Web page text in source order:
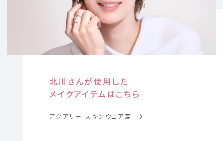
北川さんが使用した
メイクアイテムはこちら
アクアリー スキンウェア篇